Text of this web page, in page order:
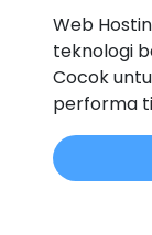
Web
teknologi
Cocok
performa